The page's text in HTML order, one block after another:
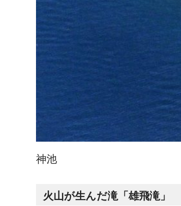
神池
火山が生んだ滝「雄飛滝」